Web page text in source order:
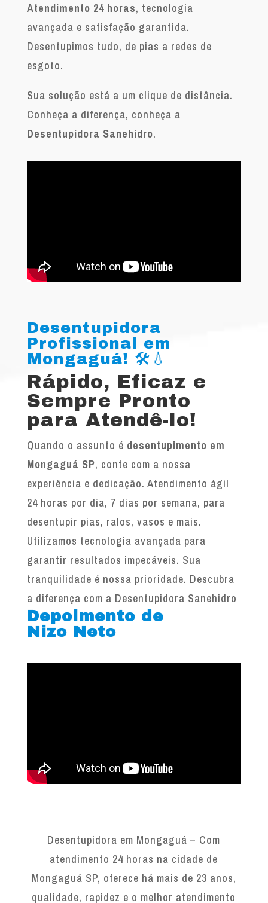
Atendimento 24 horas, tecnologia
avançada e satisfação garantida.
Desentupimos tudo, de pias a redes de
esgoto.
Sua solução está a um clique de distância.
Conheça a diferença, conheça a
Desentupidora Sanehidro.
Desentupidora
Profissional em
Mongaguá! 🛠️💧
Rápido, Eficaz e
Sempre Pronto
para Atendê-lo!
Quando o assunto é desentupimento em
Mongaguá SP, conte com a nossa
experiência e dedicação. Atendimento ágil
24 horas por dia, 7 dias por semana, para
desentupir pias, ralos, vasos e mais.
Utilizamos tecnologia avançada para
garantir resultados impecáveis. Sua
tranquilidade é nossa prioridade. Descubra
a diferença com a Desentupidora Sanehidro
Depoimento de
Nizo Neto
Desentupidora em Mongaguá – Com
atendimento 24 horas na cidade de
Mongaguá SP, oferece há mais de 23 anos,
qualidade, rapidez e o melhor atendimento